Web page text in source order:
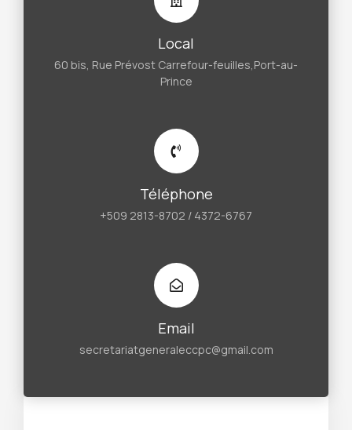
Local
60 bis, Rue Prévost Carrefour-feuilles,Port-au-
Prince
Téléphone
+509 2813-8702 / 4372-6767
Email
secretariatgeneraleccpc@gmail.com